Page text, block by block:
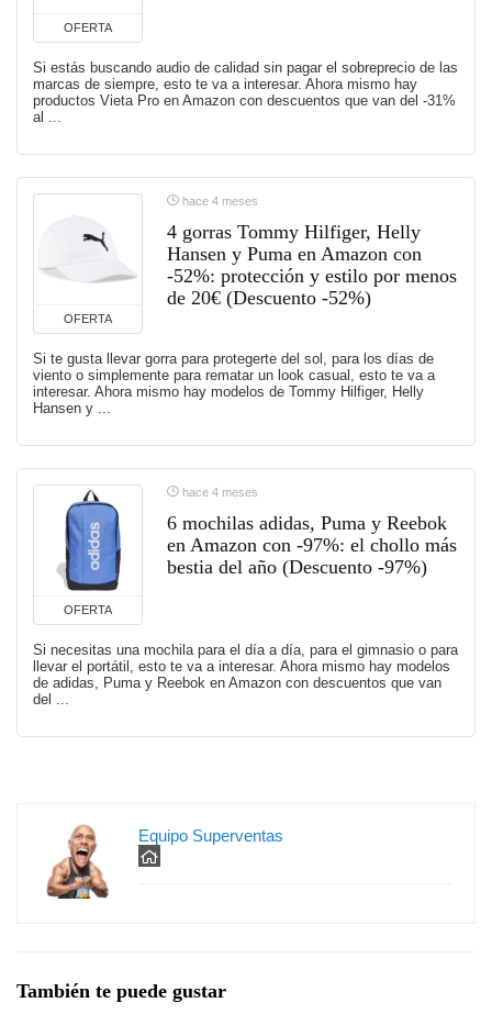
OFERTA
Si estás buscando audio de calidad sin pagar el sobreprecio de las
marcas de siempre, esto te va a interesar. Ahora mismo hay
productos Vieta Pro en Amazon con descuentos que van del -31%
al ...
OFERTA
hace 4 meses
4 gorras Tommy Hilfiger, Helly
Hansen y Puma en Amazon con
-52%: protección y estilo por menos
de 20€ (Descuento -52%)
Si te gusta llevar gorra para protegerte del sol, para los días de
viento o simplemente para rematar un look casual, esto te va a
interesar. Ahora mismo hay modelos de Tommy Hilfiger, Helly
Hansen y ...
OFERTA
hace 4 meses
6 mochilas adidas, Puma y Reebok
en Amazon con -97%: el chollo más
bestia del año (Descuento -97%)
Si necesitas una mochila para el día a día, para el gimnasio o para
llevar el portátil, esto te va a interesar. Ahora mismo hay modelos
de adidas, Puma y Reebok en Amazon con descuentos que van
del ...
Equipo Superventas
También te puede gustar